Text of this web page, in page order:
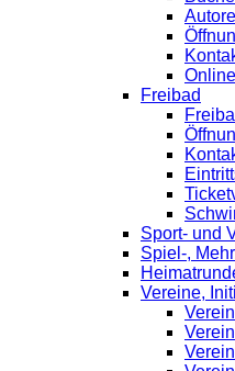
Freibad
Sport- und
Spiel-,
Vereine,